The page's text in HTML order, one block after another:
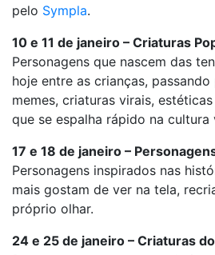
pelo Sympla.
10 e 11 de janeiro – Criaturas
Personagens que nascem das
hoje entre as crianças,
memes, criaturas virais,
que se espalha rápido na cultura
17 e 18 de janeiro –
Personagens inspirados nas
mais gostam de ver na tela,
próprio olhar.
24 e 25 de janeiro – Criaturas do